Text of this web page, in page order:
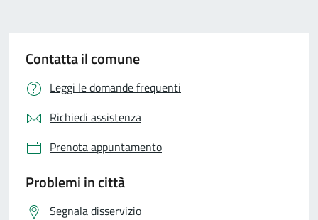
Contatta il comune
Leggi le domande frequenti
Richiedi assistenza
Prenota appuntamento
Problemi in città
Segnala disservizio